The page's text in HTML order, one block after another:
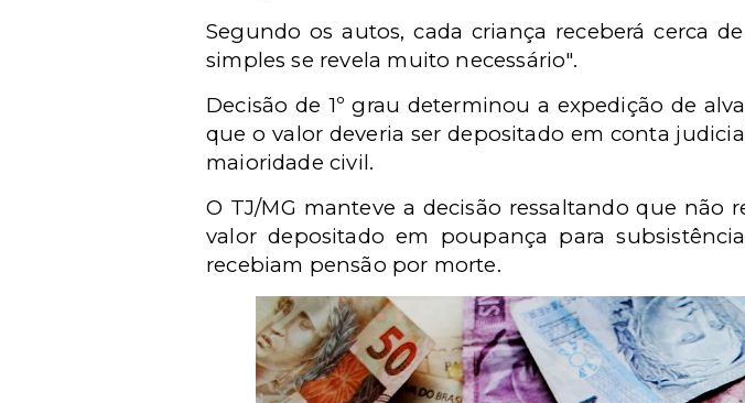
Segundo os autos, cada criança receberá cerca
simples se revela muito necessário".
Decisão de 1º grau determinou a expedição de
que o valor deveria ser depositado em conta
maioridade civil.
O TJ/MG manteve a decisão ressaltando que
valor depositado em poupança para
recebiam pensão por morte.